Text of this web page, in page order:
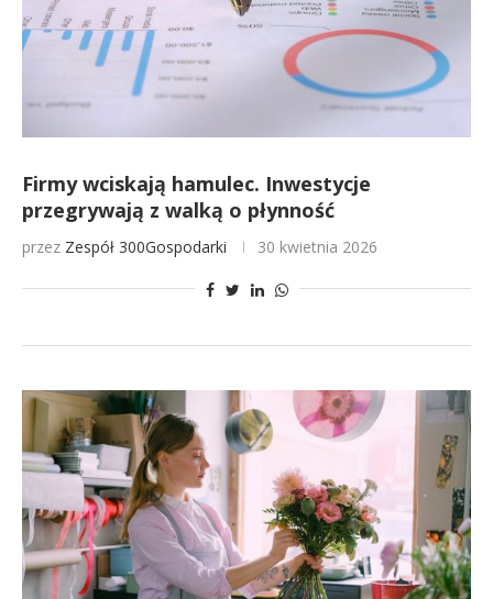
Firmy wciskają hamulec. Inwestycje
przegrywają z walką o płynność
przez Zespół 300Gospodarki 30 kwietnia 2026